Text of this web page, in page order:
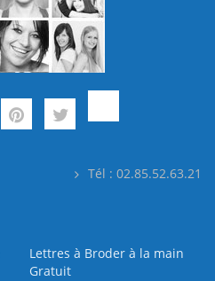
Tél : 02.85.52.63.21
Lettres à Broder à la main
Gratuit